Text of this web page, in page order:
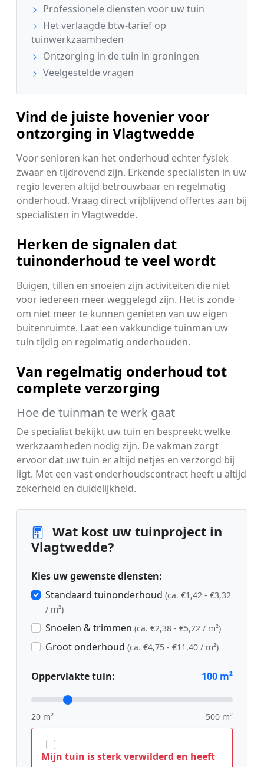
Professionele diensten voor uw tuin
Het verlaagde btw-tarief op
tuinwerkzaamheden
Ontzorging in de tuin in groningen
Veelgestelde vragen
Vind de juiste hovenier voor
ontzorging in Vlagtwedde
Voor senioren kan het onderhoud echter fysiek
zwaar en tijdrovend zijn. Erkende specialisten in uw
regio leveren altijd betrouwbaar en regelmatig
onderhoud. Vraag direct vrijblijvend offertes aan bij
specialisten in Vlagtwedde.
Herken de signalen dat
tuinonderhoud te veel wordt
Buigen, tillen en snoeien zijn activiteiten die niet
voor iedereen meer weggelegd zijn. Het is zonde
om niet meer te kunnen genieten van uw eigen
buitenruimte. Laat een vakkundige tuinman uw
tuin tijdig en regelmatig onderhouden.
Van regelmatig onderhoud tot
complete verzorging
Hoe de tuinman te werk gaat
De specialist bekijkt uw tuin en bespreekt welke
werkzaamheden nodig zijn. De vakman zorgt
ervoor dat uw tuin er altijd netjes en verzorgd bij
ligt. Met een vast onderhoudscontract heeft u altijd
zekerheid en duidelijkheid.
Wat kost uw tuinproject in
Vlagtwedde?
Kies uw gewenste diensten:
Standaard tuinonderhoud (ca. €1,42 - €3,32
/ m²)
Snoeien & trimmen (ca. €2,38 - €5,22 / m²)
Groot onderhoud (ca. €4,75 - €11,40 / m²)
Oppervlakte tuin: 100 m²
20 m² 500 m²
Mijn tuin is sterk verwilderd en heeft